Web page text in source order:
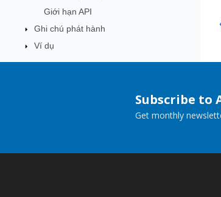
Giới hạn API
Ghi chú phát hành
Ví dụ
Subscribe to
Get monthly